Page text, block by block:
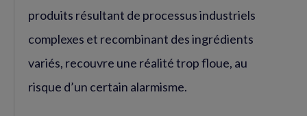
produits résultant de processus industriels
complexes et recombinant des ingrédients
variés, recouvre une réalité trop floue, au
risque d’un certain alarmisme.